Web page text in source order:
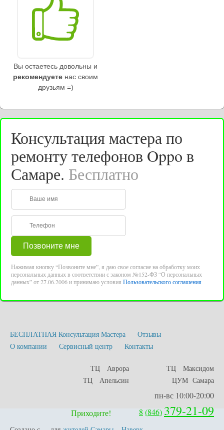
Вы остаетесь довольны и
рекомендуете нас своим
друзьям =)
Консультация мастера по
ремонту телефонов Oppo в
Самаре. Бесплатно
Нажимая кнопку “Позвоните мне”, я даю свое согласие на обработку моих
персональных данных в соответствии с законом №152-ФЗ “О персональных
данных” от 27.06.2006 и принимаю условия Пользовательского соглашения
БЕСПЛАТНАЯ Консультация Мастера
Отзывы
О компании
Сервисный центр Контакты
ТЦ Аврора
ТЦ Максидом
ТЦ Апельсин
ЦУМ Самара
пн-вс 10:00-20:00
Приходите!
8 (846) 379-21-09